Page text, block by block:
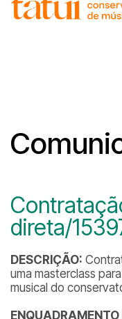
direta/
DESCRIÇÃO:
uma masterclass
musical do